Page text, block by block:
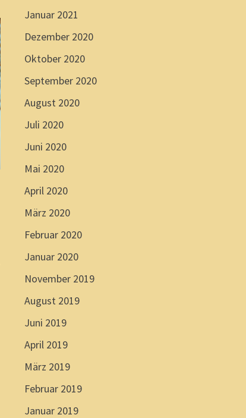
Januar 2021
Dezember 2020
Oktober 2020
September 2020
August 2020
Juli 2020
Juni 2020
Mai 2020
April 2020
März 2020
Februar 2020
Januar 2020
November 2019
August 2019
Juni 2019
April 2019
März 2019
Februar 2019
Januar 2019